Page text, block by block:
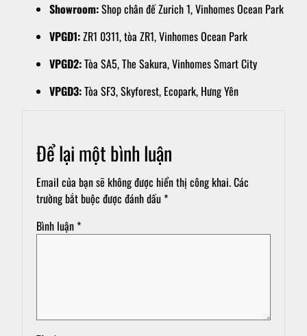
Showroom:Shop chân đế Zurich 1, Vinhomes Ocean Park
VPGD1:ZR1 0311, tòa ZR1, Vinhomes Ocean Park
VPGD2:Tòa SA5, The Sakura, Vinhomes Smart City
VPGD3:Tòa SF3, Skyforest, Ecopark, Hưng Yên
Để lại một bình luận
Email của bạn sẽ không được hiển thị công khai.Các
trường bắt buộc được đánh dấu *
Bình luận *